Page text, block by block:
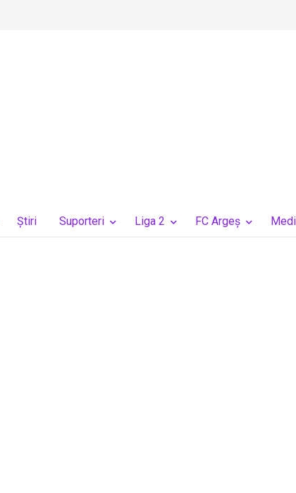
Ştiri Suporteri Liga 2 FC Argeș